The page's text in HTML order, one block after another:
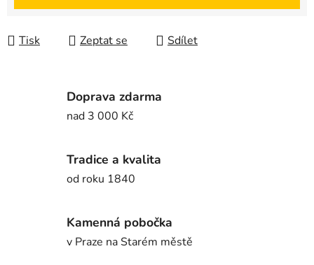
Tisk Zeptat se Sdílet
Doprava zdarma
nad 3 000 Kč
Tradice a kvalita
od roku 1840
Kamenná pobočka
v Praze na Starém městě